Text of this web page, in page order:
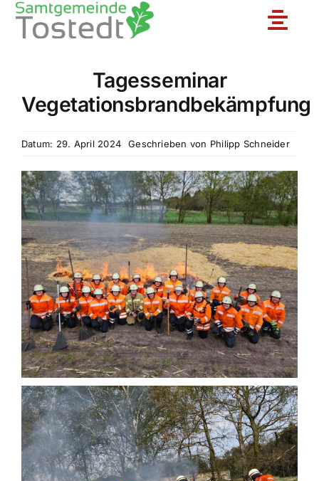
Zum
Toggle
Unsere Feuerwehr
Jugendfeuerwehr
Aktuelles
Einsatzberichte
Einsatzticker
Tagesseminar
Vegetationsbrandbekämpfung
Datum: 29. April 2024 Geschrieben von Philipp Schneider